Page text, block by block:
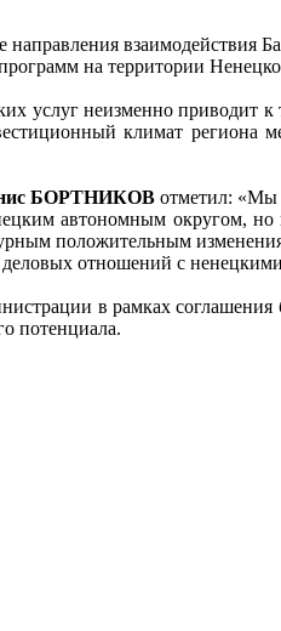
направления взаимодействия
на территории
услуг неизменно приводит к
климат региона
БОРТНИКОВотметил: «Мы
автономным округом, но
положительным
отношений с
в рамках соглашения
потенциала.